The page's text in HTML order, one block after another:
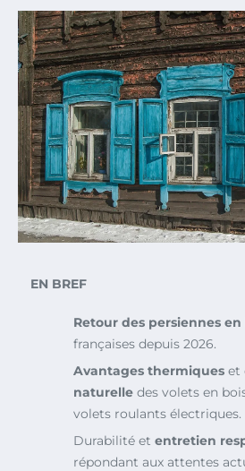
EN BREF
Retour des persiennes en
françaises depuis 2026.
Avantages thermiques et
naturelle des volets en
volets roulants électriques.
Durabilité et entretien
répondant aux attentes